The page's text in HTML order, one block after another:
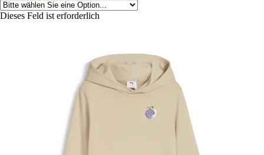
Dieses Feld ist erforderlich